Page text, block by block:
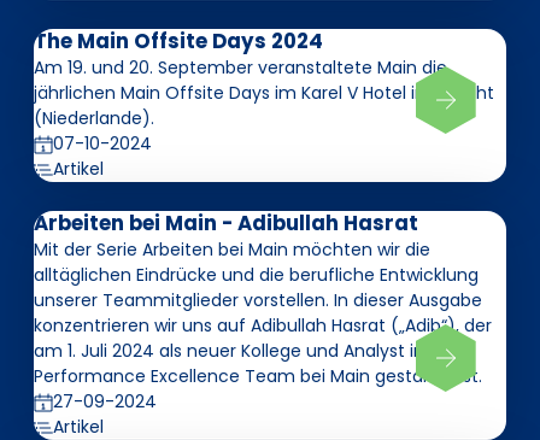
The Main Offsite Days 2024
Am 19. und 20. September veranstaltete Main die
jährlichen Main Offsite Days im Karel V Hotel in Utrecht
(Niederlande).
07-10-2024
Artikel
Arbeiten bei Main - Adibullah Hasrat
Mit der Serie Arbeiten bei Main möchten wir die
alltäglichen Eindrücke und die berufliche Entwicklung
unserer Teammitglieder vorstellen. In dieser Ausgabe
konzentrieren wir uns auf Adibullah Hasrat („Adib“), der
am 1. Juli 2024 als neuer Kollege und Analyst im
Performance Excellence Team bei Main gestartet ist.
27-09-2024
Artikel